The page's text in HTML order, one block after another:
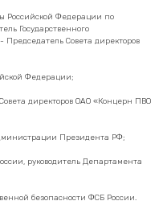
Российской Федерации по
Государственного
Председатель Совета директоров
Федерации;
директоров ОАО «Концерн ПВО
Президента РФ;
руководитель Департамента
безопасности ФСБ России.